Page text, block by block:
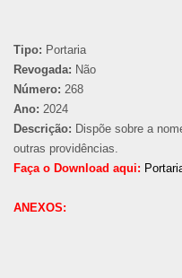
Tipo: Portaria
Revogada: Não
Número: 268
Ano: 2024
Descrição: Dispõe sobre a
outras providências.
Faça o Download aqui:
ANEXOS: